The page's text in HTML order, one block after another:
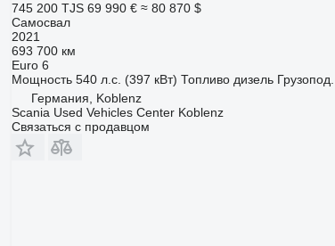
745 200 TJS 69 990 € ≈ 80 870 $
Самосвал
2021
693 700 км
Euro 6
Мощность 540 л.с. (397 кВт) Топливо дизель Грузопод.
Германия, Koblenz
Scania Used Vehicles Center Koblenz
Связаться с продавцом